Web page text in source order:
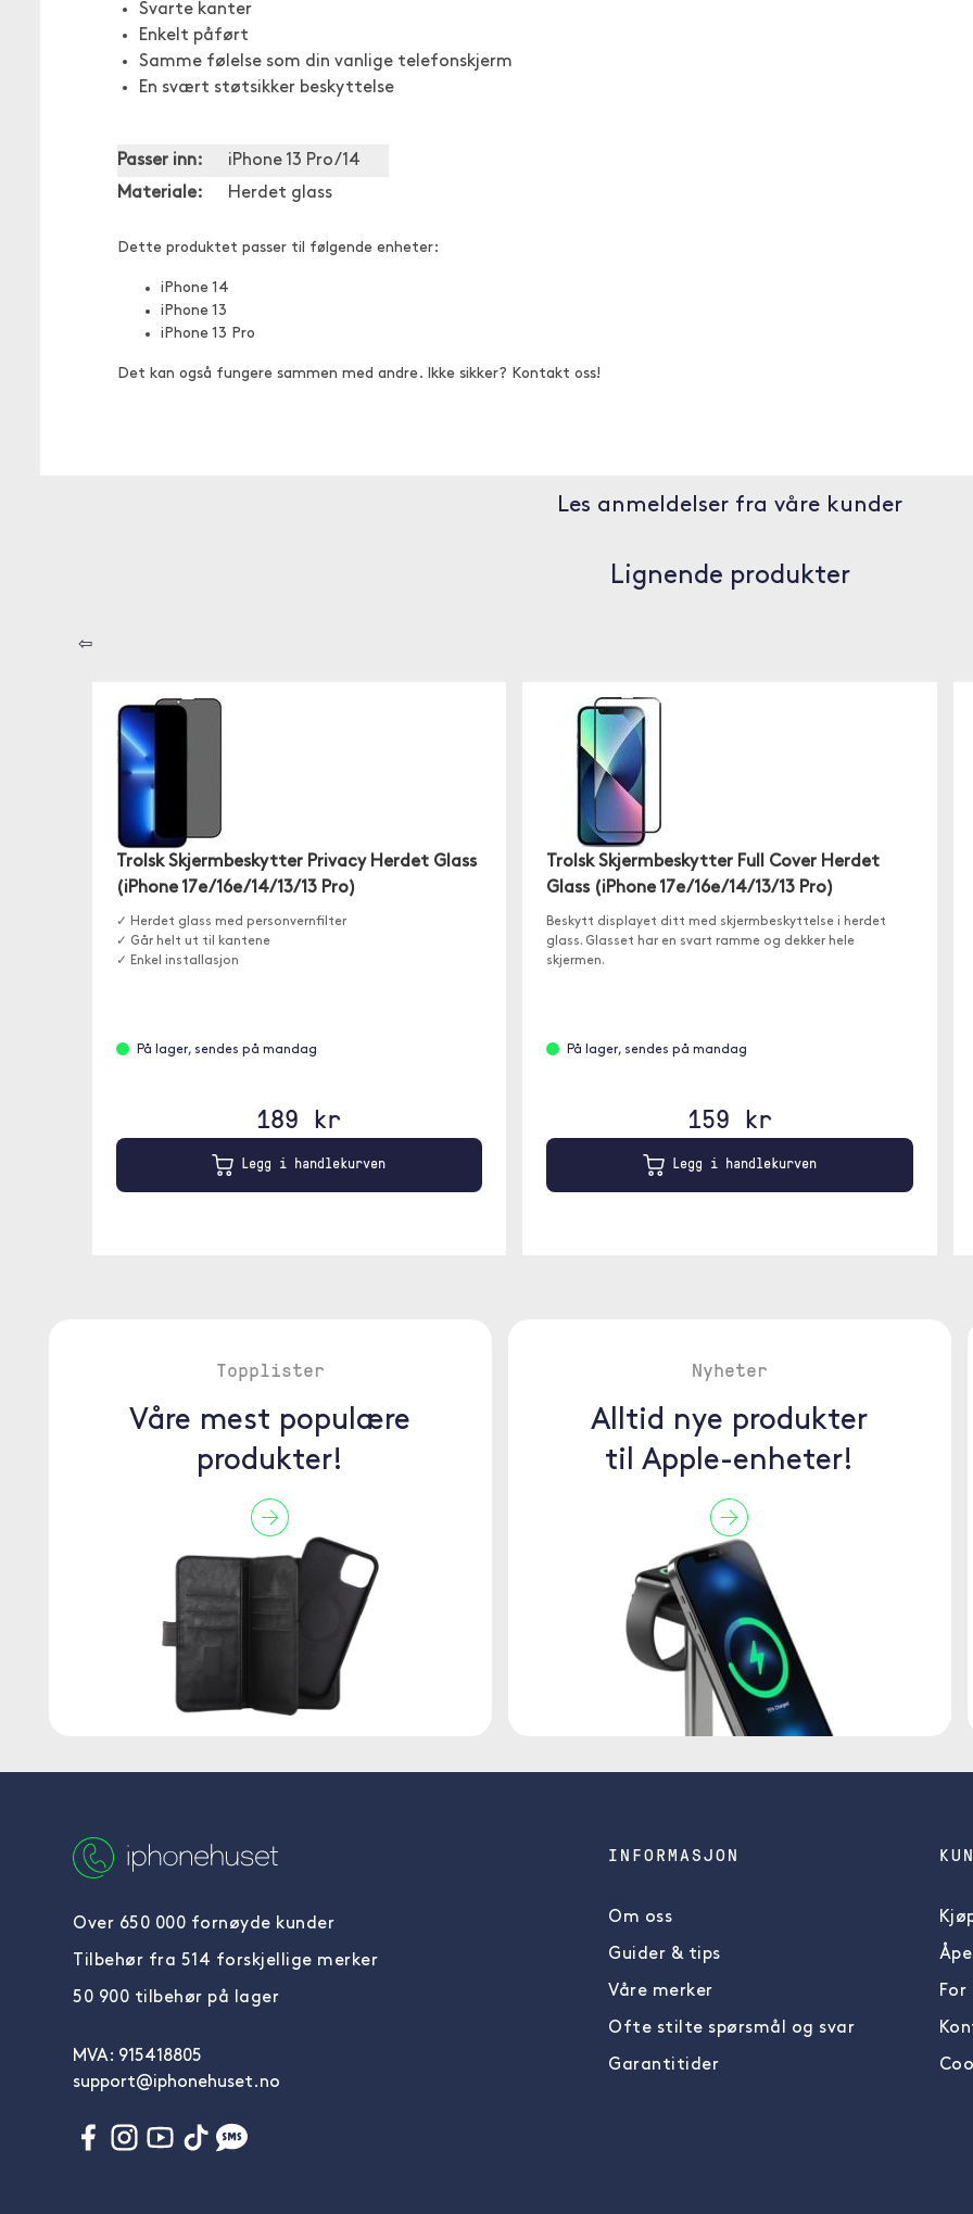
Svarte kanter
Enkelt påført
Samme følelse som din vanlige telefonskjerm
En svært støtsikker beskyttelse
Passer inn:
iPhone 13 Pro/14
Materiale:
Herdet glass
Dette produktet passer til følgende enheter:
iPhone 14
iPhone 13
iPhone 13 Pro
Det kan også fungere sammen med andre. Ikke sikker? Kontakt oss!
Les anmeldelser fra våre kunder
Lignende produkter
⇦
Trolsk Skjermbeskytter Privacy Herdet Glass
(iPhone 17e/16e/14/13/13 Pro)
✓ Herdet glass med personvernfilter
✓ Går helt ut til kantene
✓ Enkel installasjon
På lager, sendes på mandag
189 kr
Legg i handlekurven
Trolsk Skjermbeskytter Full Cover Herdet
Glass (iPhone 17e/16e/14/13/13 Pro)
Beskytt displayet ditt med skjermbeskyttelse i herdet
glass. Glasset har en svart ramme og dekker hele
skjermen.
På lager, sendes på mandag
159 kr
Legg i handlekurven
Topplister
Våre mest populære
produkter!
Nyheter
Alltid nye produkter
til Apple-enheter!
Over 650 000 fornøyde kunder
Tilbehør fra 514 forskjellige merker
50 900 tilbehør på lager
MVA: 915418805
support@iphonehuset.no
INFORMASJON
Om oss
Guider & tips
Våre merker
Ofte stilte spørsmål og svar
Garantitider